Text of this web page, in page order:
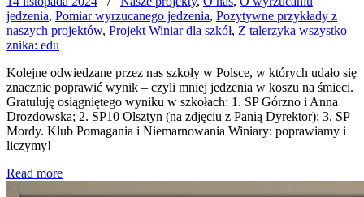
jedzenia, Pomiar wyrzucanego jedzenia, Pozytywne przykłady z
naszych projektów, Projekt Winiar dla szkół, Z talerzyka wszystko
znika: edu
Kolejne odwiedzane przez nas szkoły w Polsce, w których udało się
znacznie poprawić wynik – czyli mniej jedzenia w koszu na śmieci.
Gratuluję osiągniętego wyniku w szkołach: 1. SP Górzno i Anna
Drozdowska; 2. SP10 Olsztyn (na zdjęciu z Panią Dyrektor); 3. SP
Mordy. Klub Pomagania i Niemarnowania Winiary: poprawiamy i
liczymy!
Read more